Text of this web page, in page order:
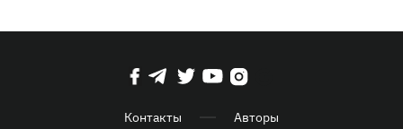
Контакты Авторы